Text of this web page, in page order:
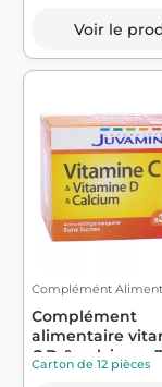
Voir le
Complémént
Complément
alimentaire
C,D & calcium
Carton de 12 pièces